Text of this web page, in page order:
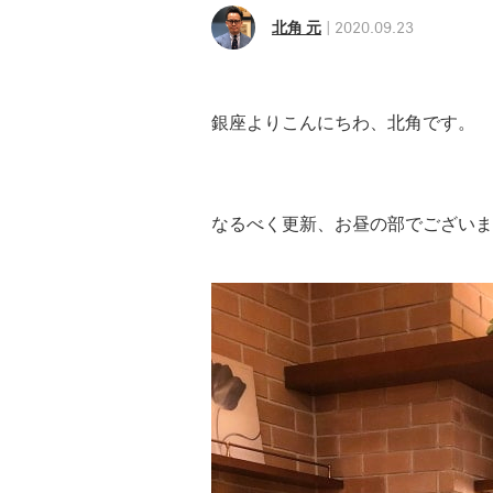
北角 元 2020.09.23
銀座よりこんにちわ、北角です。
なるべく更新、お昼の部でござい